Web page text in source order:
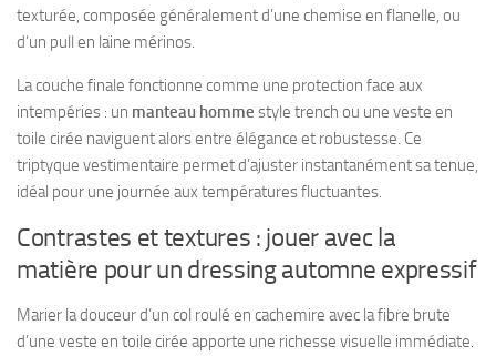
texturée, composée généralement d’une chemise en flanelle, ou
d’un pull en laine mérinos.
La couche finale fonctionne comme une protection face aux
intempéries : un manteau homme style trench ou une veste en
toile cirée naviguent alors entre élégance et robustesse. Ce
triptyque vestimentaire permet d’ajuster instantanément sa tenue,
idéal pour une journée aux températures fluctuantes.
Contrastes et textures : jouer avec la
matière pour un dressing automne expressif
Marier la douceur d’un col roulé en cachemire avec la fibre brute
d’une veste en toile cirée apporte une richesse visuelle immédiate.